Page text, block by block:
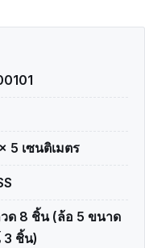
5 เซนติเมตร
ด 8 ชิ้น (ล้อ 5 ขนาด
3 ชิ้น)